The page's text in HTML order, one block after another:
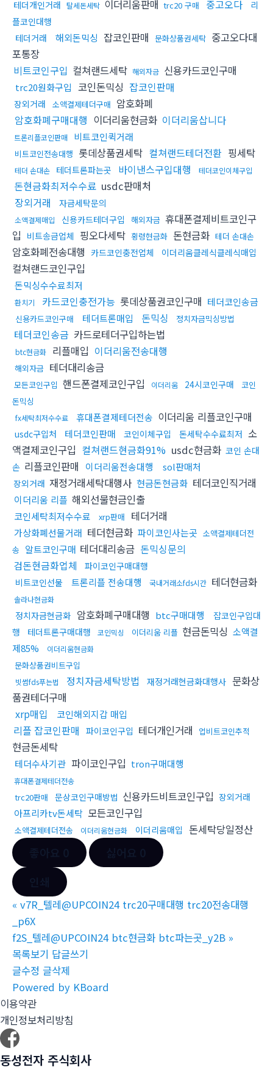
테더개인거래 탈세돈세탁 이더리움판매 trc20 구매 중고오다
리
플코인대행
테더거래
해외돈믹싱 잡코인판매 문화상품권세탁 중고오다대
포통장
비트코인구입 컬쳐랜드세탁 해외자금 신용카드코인구매
trc20원화구입 코인돈믹싱 잡코인판매
장외거래 소액결제테더구매 암호화폐
암호화폐구매대행 이더리움현금화 이더리움삽니다
트론리플코인판매 비트코인퀵거래
비트코인전송대행 롯데상품권세탁 컬쳐랜드테더전환 핑세탁
테더 손대손 테더트론파는곳 바이낸스구입대행 테더코인이체구입
돈현금화최저수수료 usdc판매처
장외거래
자금세탁문의
소액결제매입 신용카드테더구입 해외자금 휴대폰결제비트코인구
입 비트송금업체 핑오다세탁 횡령현금화 돈현금화 테더 손대손
암호화폐전송대행 카드코인충전업체 이더리움클레식클레식매입
컬쳐랜드코인구입
돈믹싱수수료최저
환치기 카드코인충전가능 롯데상품권코인구매 테더코인송금
신용카드코인구매 테더트론매입 돈믹싱 정치자금믹싱방법
테더코인송금 카드로테더구입하는법
btc현금화 리플매입 이더리움전송대행
해외자금 테더대리송금
모든코인구입 핸드폰결제코인구입 이더리움 24시코인구매
코인
돈믹싱
fx세탁최저수수료 휴대폰결제테더전송 이더리움 리플코인구매
usdc구입처 테더코인판매 코인이체구입 돈세탁수수료최저 소
액결제코인구입 컬쳐랜드현금화91% usdc현금화 코인 손대
손 리플코인판매 이더리움전송대행 sol판매처
장외거래 재정거래세탁대행사 현금돈현금화 테더코인직거래
이더리움 리플 해외선물현금인출
코인세탁최저수수료 xrp판매 테더거래
가상화폐선물거래 테더현금화 파이코인사는곳 소액결제테더전
송 알트코인구매 테더대리송금 돈믹싱문의
검돈현금화업체
파이코인구매대행
비트코인선물
트론리플 전송대행 국내거래소fds시간 테더현금화
솔라나현금화
정치자금현금화 암호화폐구매대행 btc구매대행
잡코인구입대
행
테더트론구매대행 코인믹싱 이더리움 리플 현금돈믹싱 소액결
제85%
이더리움현금화
문화상품권비트구입
빗썸fds푸는법 정치자금세탁방법 재정거래현금화대행사 문화상
품권테더구매
xrp매입
코인해외지갑 매입
리플 잡코인판매 파이코인구입 테더개인거래 업비트코인추적
현금돈세탁
테더수사기관 파이코인구입 tron구매대행
휴대폰결제테더전송
trc20판매 문상코인구매방법 신용카드비트코인구입 장외거래
아프리카tv돈세탁 모든코인구입
소액결제테더전송 이더리움현금화 이더리움매입 돈세탁당일정산
« v7R_텔레@UPCOIN24 trc20구매대행 trc20전송대행
_p6X
f2S_텔레@UPCOIN24 btc현금화 btc파는곳_y2B »
목록보기 답글쓰기
글수정 글삭제
Powered by KBoard
이용약관
개인정보처리방침
동성전자 주식회사